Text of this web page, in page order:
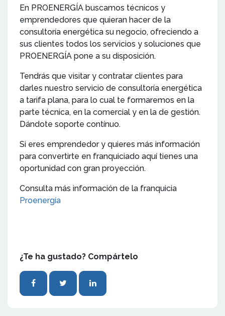
En PROENERGÍA buscamos técnicos y
emprendedores que quieran hacer de la
consultoría energética su negocio, ofreciendo a
sus clientes todos los servicios y soluciones que
PROENERGÍA pone a su disposición.
Tendrás que visitar y contratar clientes para
darles nuestro servicio de consultoría energética
a tarifa plana, para lo cual te formaremos en la
parte técnica, en la comercial y en la de gestión.
Dándote soporte contínuo.
Si eres emprendedor y quieres más información
para convertirte en franquiciado aquí tienes una
oportunidad con gran proyección.
Consulta más información de la franquicia
Proenergía
¿Te ha gustado? Compártelo